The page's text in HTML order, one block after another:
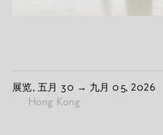
展览, 由
五月 30 → 九月 05, 2026
Hong Kong